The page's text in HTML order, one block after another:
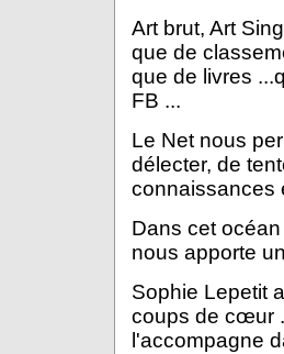
Art brut, Art
que de
que de livres
FB ...
Le Net nous
délecter, de
connaissances
Dans cet
nous apporte
Sophie Lepetit
coups de cœur
l'accompagne